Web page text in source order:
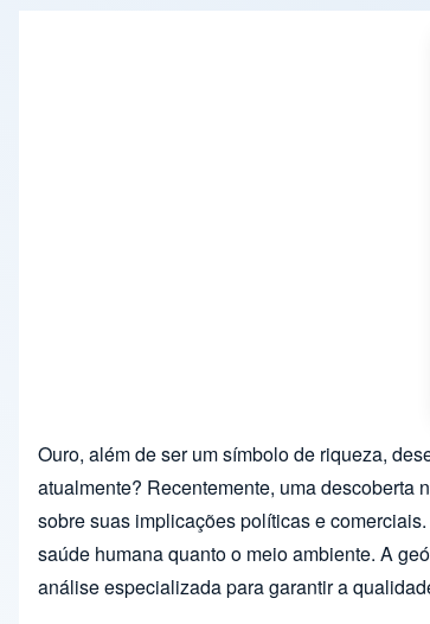
Ouro, além de ser um símbolo de riqueza,
atualmente? Recentemente, uma descoberta
sobre suas implicações políticas e
saúde humana quanto o meio ambiente. A
análise especializada para garantir a